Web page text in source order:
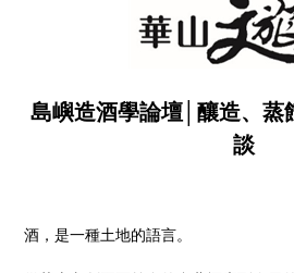
島嶼造酒學論壇│釀造、蒸
談
酒，是一種土地的語言。